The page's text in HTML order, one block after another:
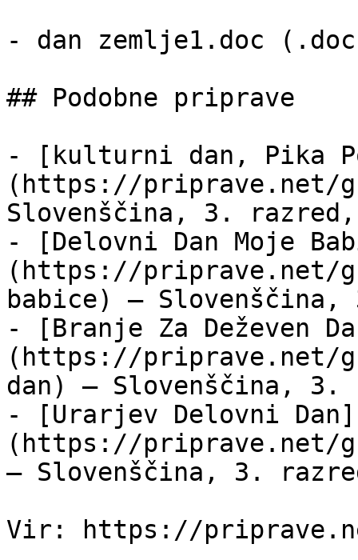
- dan zemlje1.doc
## Podobne priprave
- [kulturni dan, Pika
(https://priprave.net/
Slovenščina, 3. razred,
- [Delovni Dan Moje
(https://priprave.net/
babice) —
- [Branje Za Deževen
(https://priprave.net/
dan) — Slovenščina, 3.
- [Urarjev Delovni Dan]
(https://priprave.net/
— Slovenščina, 3.